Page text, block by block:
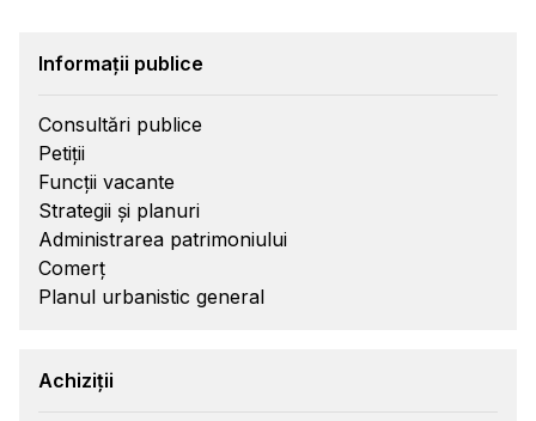
Informații publice
Consultări publice
Petiții
Funcții vacante
Strategii și planuri
Administrarea patrimoniului
Comerț
Planul urbanistic general
Achiziții